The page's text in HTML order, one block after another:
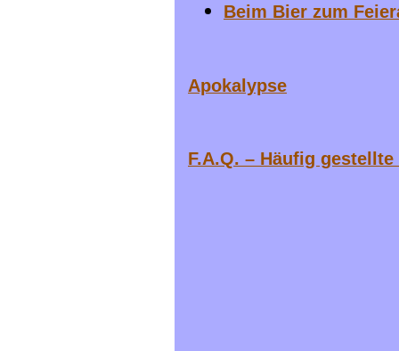
Beim Bier zum
Apokalypse
F.A.Q. – Häufig gestellte